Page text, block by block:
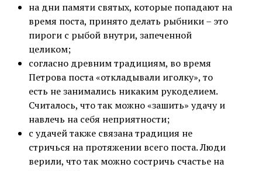
на дни памяти святых, которые попадают на
время поста, принято делать рыбники – это
пироги с рыбой внутри, запеченной
целиком;
согласно древним традициям, во время
Петрова поста «откладывали иголку», то
есть не занимались никаким рукоделием.
Считалось, что так можно «зашить» удачу и
навлечь на себя неприятности;
с удачей также связана традиция не
стричься на протяжении всего поста. Люди
верили, что так можно состричь счастье на